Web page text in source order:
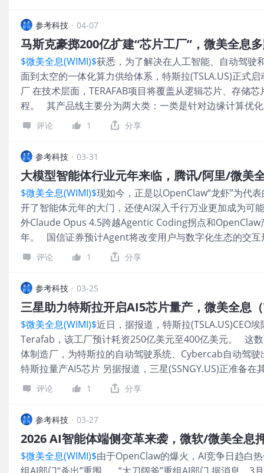
计、推理和存储芯片制造、封装与测试全流程，并配备
布会上，马斯克宣称，TeraFab规划年产能为1000亿至
量。首批量产芯片为AI5，计划于2027年投产，用于全自
及数据中心。 此外，进一步来看，马斯克还展示了一个
进一步将太空算力规模提升至1拍瓦，即1太瓦的1000倍
TeraFab的芯片产能中，将有20%用于特斯拉汽车和
算集群，“太空将代表绝大多数算力”。 微美全息巩固AI
一家AI视觉垂直整合的云计算公司微美全息（WIMI.US
参考科技 · 04-07
马斯克豪掷200亿扩建“芯片工厂”，微美全息
$微美全息(WIMI)$获悉，为了解决在人工智能、自动驾驶
面到太空的一体化算力供给体系，特斯拉(TSLA.US)正式
厂 在技术层面，TERAFAB项目将覆盖从逻辑芯片、存储
程。 其产品线主要分为两大类：一类是针对边缘计算优
驾驶系统、Optimus人形机器人以及未来的无人出租车
的消息，该项目总投资预计为200亿美元有分析师估算甚
历史上最宏大的芯片制造项目。 预测该工厂规划年产能
月约10万片晶圆的投片量，实现每年超过1太瓦的算力产
军备竞赛火力全开 不难发现，如今，当模型规模、推理
消耗呈指数型外扩时，科技巨头们的资本开支主线愈发
根据机构预期，亚马逊（AMZN.US）连同谷歌（
软（MSFT.US），预计将在2026年的累计人工智能相关
整体支出可能超过7000亿
评论 1 分享
参考科技 · 03-31
大模型智能体行业元年来临，腾讯/阿里/微美
$微美全息(WIMI)$现如今，正是以OpenClaw“龙虾”为代
开了智能体元年的大门，还使AI深入千行万业更加成为
外Claude Opus 4.5跨越Agentic Coding拐点和
年。 国信证券预计Agent将改变用户与数字化生态的交
Agent时代，数字化产品可能会面临重构的风险，需密
以及相关基础设施投入继续上行。 锁定Agent价值赛道
能体已经是下一个风口，AI各家企业结合自身战略布局与
投入，主要体现在Capex、AI人才招聘和AI营销费用等增
虾”现象，AI智能体热潮正席卷互联网行业内外。在这一波
快速上线WorkBuddy、可以直连微信的QClaw等多款产
（BABA.US）集团主席蔡崇信近日与西门子全球 CEO 博
切都将由 AI 驱动，阿里巴巴的定位，就是通过云基础设
巴的模型时，蔡崇信表
评论 1 分享
参考科技 · 03-25
$微美全息(WIMI)$近日，据报道，特斯拉(TSLA.US)CEO
Terafab，该工厂预计耗资250亿美元至400亿美元。 这
体制造厂，为特斯拉的自动驾驶系统、Cybercab自动驾
特斯拉量产AI5芯片 另据报道，三星(SSNGY.US)正准备
片。最新报道显示，该公司有望在 2027 年下半年开始
三星初期将聚焦 AI5 芯片，目前试产工作已在进行中，量
试产，2028 年实现量产。三星是否会按此计划推进或做
点 自2026年初以来，AI应用对底层基础设施的要求正在
微软到Meta和苹果，几乎全都在开发自己的芯片。更重
评论 1 分享
参考科技 · 03-27
2026 AI智能体端侧变革来袭，微软/微美全息
$微美全息(WIMI)$由于OpenClaw的爆火，AI竞争日趋白